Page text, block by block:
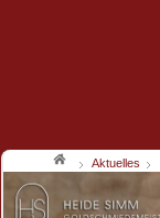
Aktuelles